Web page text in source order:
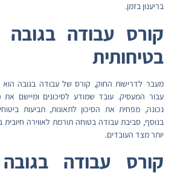
בריענון בזמן.
קורס עבודה
בטיחותית
מעבר לדרישות החוק, קורס של עבודה בגובה
עבור המעסיק. עובד שמודע לסיכונים ומיישם את
נכונה, מפחית את הסיכון לתאונות, תביעות
בנוסף, סביבת עבודה בטוחה תורמת לאווירה חיובית
יותר מצד העובדים.
קורס עבודה